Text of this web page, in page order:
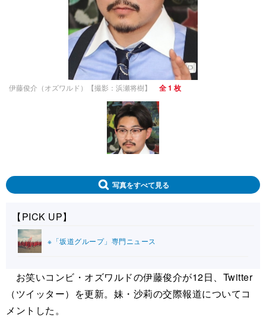
伊藤俊介（オズワルド）【撮影：浜瀬将樹】 全 1 枚
写真をすべて見る
【PICK UP】
※「坂道グループ」専門ニュース
お笑いコンビ・オズワルドの伊藤俊介が12日、Twitter
（ツイッター）を更新。妹・沙莉の交際報道についてコ
メントした。